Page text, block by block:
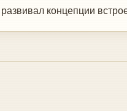
концепции